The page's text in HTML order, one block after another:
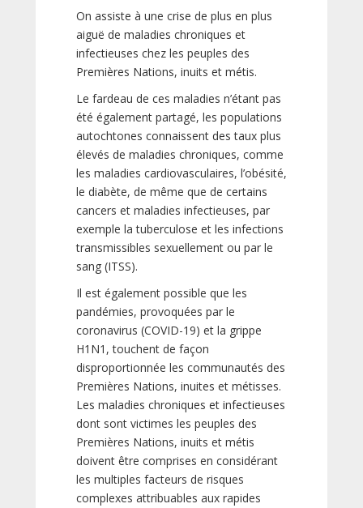
On assiste à une crise de plus en plus
aiguë de maladies chroniques et
infectieuses chez les peuples des
Premières Nations, inuits et métis.
Le fardeau de ces maladies n’étant pas
été également partagé, les populations
autochtones connaissent des taux plus
élevés de maladies chroniques, comme
les maladies cardiovasculaires, l’obésité,
le diabète, de même que de certains
cancers et maladies infectieuses, par
exemple la tuberculose et les infections
transmissibles sexuellement ou par le
sang (ITSS).
Il est également possible que les
pandémies, provoquées par le
coronavirus (COVID-19) et la grippe
H1N1, touchent de façon
disproportionnée les communautés des
Premières Nations, inuites et métisses.
Les maladies chroniques et infectieuses
dont sont victimes les peuples des
Premières Nations, inuits et métis
doivent être comprises en considérant
les multiples facteurs de risques
complexes attribuables aux rapides